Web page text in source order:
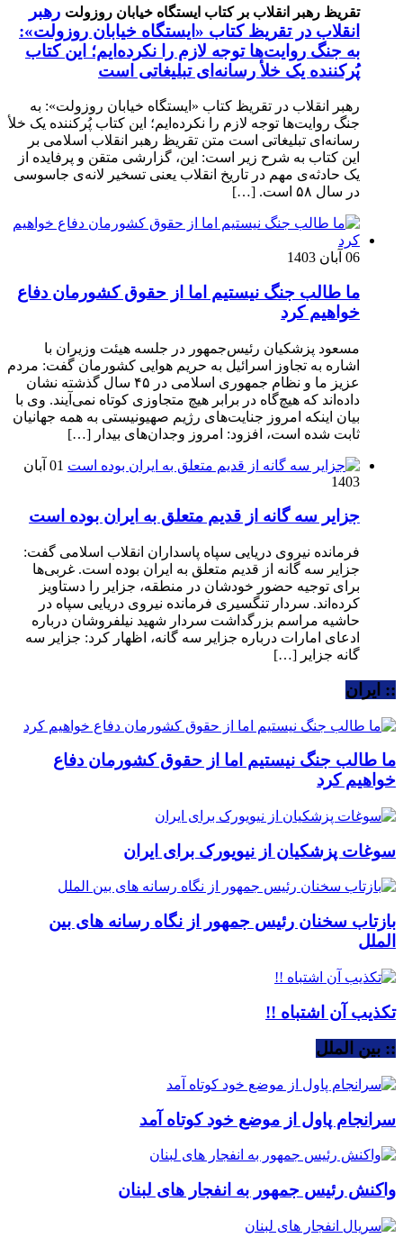
تقریظ رهبر انقلاب بر کتاب ایستگاه خیابان روزولت رهبر
انقلاب در تقریظ کتاب «ایستگاه خیابان روزولت»:
به جنگ روایت‌ها توجه لازم را نکرده‌ایم؛ این کتاب
پُرکننده‌ یک خلأ رسانه‌ای تبلیغاتی است
رهبر انقلاب در تقریظ کتاب «ایستگاه خیابان روزولت»: به
جنگ روایت‌ها توجه لازم را نکرده‌ایم؛ این کتاب پُرکننده‌ یک خلأ
رسانه‌ای تبلیغاتی است متن تقریظ رهبر انقلاب اسلامی بر
این کتاب به شرح زیر است: این، گزارشی متقن و پرفایده از
یک حادثه‌ی مهم در تاریخ انقلاب یعنی تسخیر لانه‌ی جاسوسی
در سال ۵۸ است. […]
06 آبان 1403
ما طالب جنگ نیستیم اما از حقوق کشورمان دفاع
خواهیم کرد
مسعود پزشکیان رئیس‌جمهور در جلسه هیئت وزیران با
اشاره به تجاوز اسرائیل به حریم هوایی کشورمان گفت: مردم
عزیز ما و نظام جمهوری اسلامی در ۴۵ سال گذشته نشان
داده‌اند که هیچ‌گاه در برابر هیچ متجاوزی کوتاه نمی‌آیند. وی با
بیان اینکه امروز جنایت‌های رژیم صهیونیستی به همه جهانیان
ثابت شده است، افزود: امروز وجدان‌های بیدار […]
01 آبان
1403
جزایر سه گانه از قدیم متعلق به ایران بوده است
فرمانده نیروی دریایی سپاه پاسداران انقلاب اسلامی گفت:
جزایر سه گانه از قدیم متعلق به ایران بوده است. غربی‌ها
برای توجیه حضور خودشان در منطقه، جزایر را دستاویز
کرده‌اند. سردار تنگسیری فرمانده نیروی دریایی سپاه در
حاشیه مراسم بزرگداشت سردار شهید نیلفروشان درباره
ادعای امارات درباره جزایر سه گانه، اظهار کرد: جزایر سه
گانه جزایر […]
:: ایران
ما طالب جنگ نیستیم اما از حقوق کشورمان دفاع
خواهیم کرد
سوغات پزشکیان از نیویورک برای ایران
بازتاب سخنان رئیس جمهور از نگاه رسانه های بین
الملل
تکذیب آن اشتباه !!
:: بین الملل
سرانجام پاول از موضع خود کوتاه آمد
واکنش رئیس جمهور به انفجار های لبنان